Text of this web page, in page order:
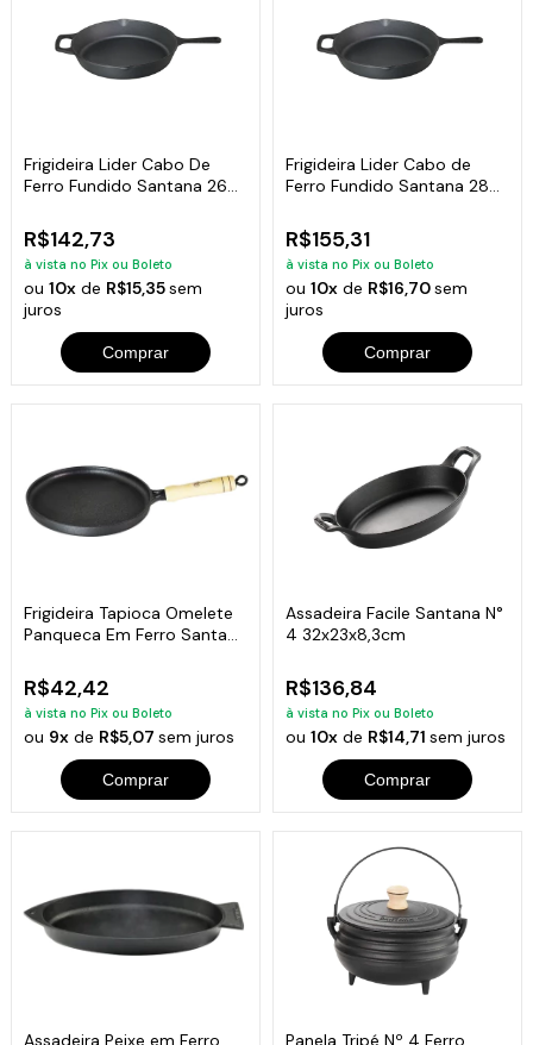
Frigideira Lider Cabo De
Ferro Fundido Santana 26
R$142,73
à vista no Pix ou Boleto
ou10x de R$15,35sem
juros
Comprar
Frigideira Lider Cabo de
Ferro Fundido Santana 28
R$155,31
à vista no Pix ou Boleto
ou 10xde R$16,70sem
juros
Comprar
Frigideira Tapioca Omelete
Panqueca Em Ferro Santana
R$42,42
à vista no Pix ou Boleto
ou 9x de R$5,07sem juros
Comprar
Assadeira Facile Santana N°
4 32x23x8,3cm
R$136,84
à vista no Pix ou Boleto
ou 10xde R$14,71 sem juros
Comprar
Assadeira Peixe em Ferro
Panela Tripé Nº 4 Ferro